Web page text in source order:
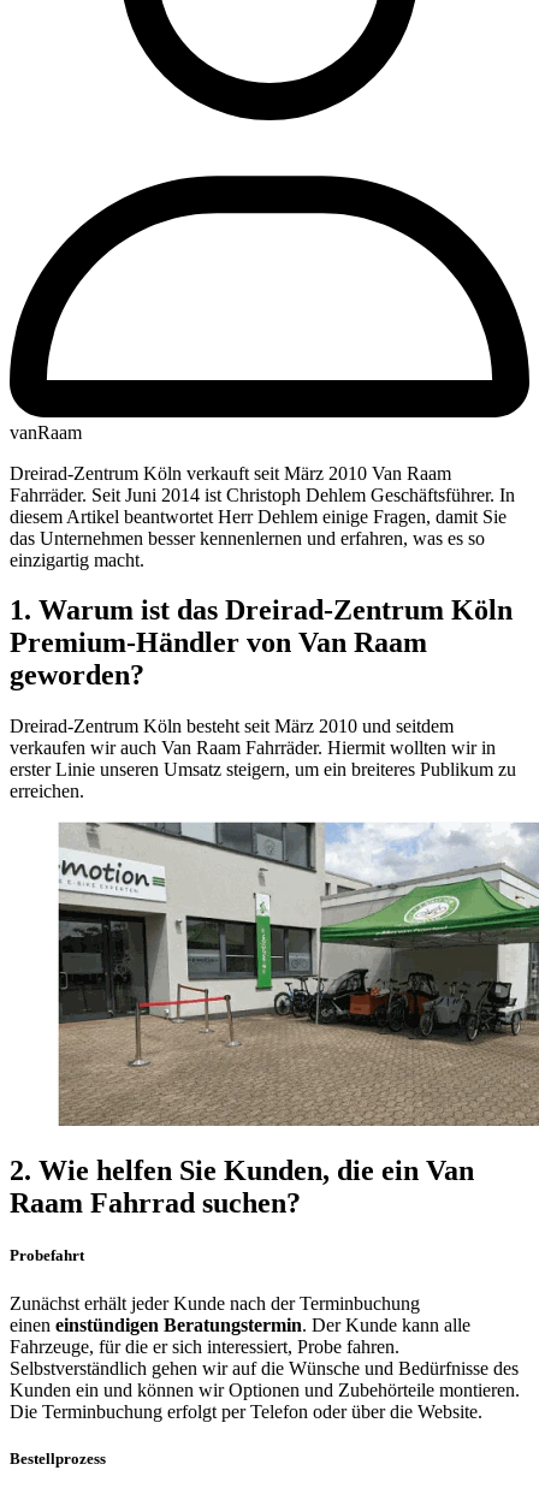
vanRaam
Dreirad-Zentrum Köln verkauft seit März 2010 Van Raam
Fahrräder. Seit Juni 2014 ist Christoph Dehlem Geschäftsführer. In
diesem Artikel beantwortet Herr Dehlem einige Fragen, damit Sie
das Unternehmen besser kennenlernen und erfahren, was es so
einzigartig macht.
1. Warum ist das Dreirad-Zentrum Köln
Premium-Händler von Van Raam
geworden?
Dreirad-Zentrum Köln besteht seit März 2010 und seitdem
verkaufen wir auch Van Raam Fahrräder. Hiermit wollten wir in
erster Linie unseren Umsatz steigern, um ein breiteres Publikum zu
erreichen.
2. Wie helfen Sie Kunden, die ein Van
Raam Fahrrad suchen?
Probefahrt
Zunächst erhält jeder Kunde nach der Terminbuchung
einen einstündigen Beratungstermin. Der Kunde kann alle
Fahrzeuge, für die er sich interessiert, Probe fahren.
Selbstverständlich gehen wir auf die Wünsche und Bedürfnisse des
Kunden ein und können wir Optionen und Zubehörteile montieren.
Die Terminbuchung erfolgt per Telefon oder über die Website.
Bestellprozess